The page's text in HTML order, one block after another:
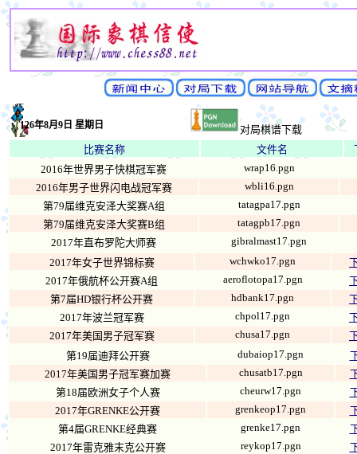
126年8月9日 星期日
对局棋谱下载
比赛名称
文件名
2016年世界男子快棋冠军赛
wrap16.pgn
2016年男子世界闪电战冠军赛
wbli16.pgn
第79届维克安泽大奖赛A组
tatagpa17.pgn
第79届维克安泽大奖赛B组
tatagpb17.pgn
2017年直布罗陀大师赛
gibralmast17.pgn
2017年女子世界锦标赛
wchwko17.pgn
2017年俄航杯公开赛A组
aeroflotopa17.pgn
第7届HD银行杯公开赛
hdbank17.pgn
2017年波兰冠军赛
chpol17.pgn
2017年美国男子冠军赛
chusa17.pgn
第19届迪拜公开赛
dubaiop17.pgn
2017年美国男子冠军赛加赛
chusatb17.pgn
第18届欧洲女子个人赛
cheurw17.pgn
2017年GRENKE公开赛
grenkeop17.pgn
第4届GRENKE经典赛
grenke17.pgn
2017年雷克雅末克公开赛
reykop17.pgn